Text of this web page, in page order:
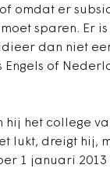
omdat er
sparen. Er is
dan niet
of
hij het college
lukt, dreigt hij,
1 januari 2013